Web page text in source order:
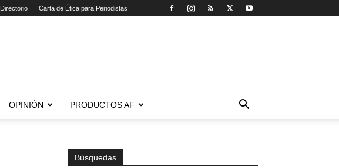
Directorio Carta de Ética para Periodistas
OPINIÓN PRODUCTOS AF
Búsquedas